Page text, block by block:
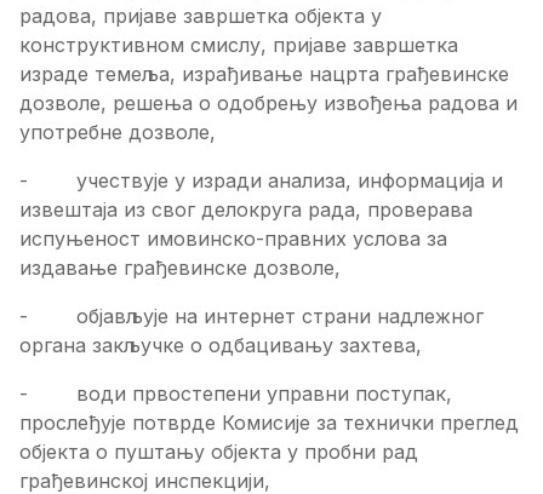
радова, пријаве завршетка објекта у
конструктивном смислу, пријаве завршетка
израде темеља, израђивање нацрта грађевинске
дозволе, решења о одобрењу извођења радова и
употребне дозволе,
- учествује у изради анализа, информација и
извештаја из свог делокруга рада, проверава
испуњеност имовинско-правних услова за
издавање грађевинске дозволе,
- објављује на интернет страни надлежног
органа закључке о одбацивању захтева,
- води првостепени управни поступак,
прослеђује потврде Комисије за технички преглед
објекта о пуштању објекта у пробни рад
грађевинској инспекцији,